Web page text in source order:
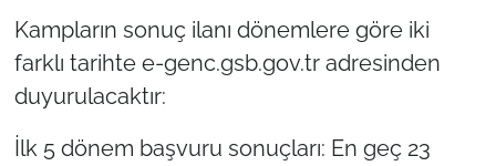
Kampların sonuç ilanı dönemlere göre iki
farklı tarihte e-genc.gsb.gov.tr adresinden
duyurulacaktır:
İlk 5 dönem başvuru sonuçları: En geç 23